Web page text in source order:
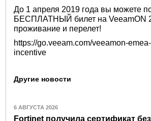
До 1 апреля 2019 года вы можете
БЕСПЛАТНЫЙ билет на VeeamON
проживание и перелет!
https://go.veeam.com/veeamon-
incentive
Другие новости
6 АВГУСТА 2026
Fortinet получила сертификат